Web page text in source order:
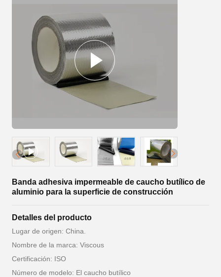
Banda adhesiva impermeable de caucho butílico de
aluminio para la superficie de construcción
Detalles del producto
Lugar de origen: China.
Nombre de la marca: Viscous
Certificación: ISO
Número de modelo: El caucho butílico